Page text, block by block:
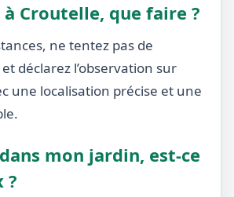
Croutelle, que faire ?
ne tentez pas de
déclarez l’observation sur
une localisation précise et une
mon jardin, est-ce
?